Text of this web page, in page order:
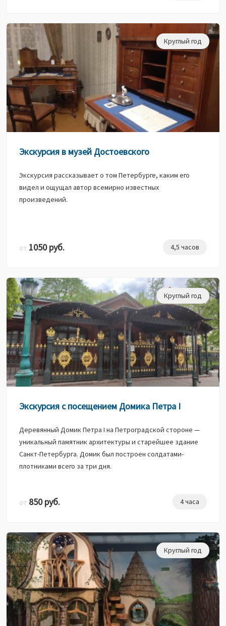
Круглый год
Экскурсия в музей Достоевского
Экскурсия рассказывает о том Петербурге, каким его
видел и ощущал автор всемирно известных
произведений.
от 1050 руб. 4,5 часов
Круглый год
Экскурсия с посещением Домика Петра I
Деревянный Домик Петра I на Петроградской стороне —
уникальный памятник архитектуры и старейшее здание
Санкт-Петербурга. Домик был построен солдатами-
плотниками всего за три дня.
от 850 руб. 4 часа
Круглый год